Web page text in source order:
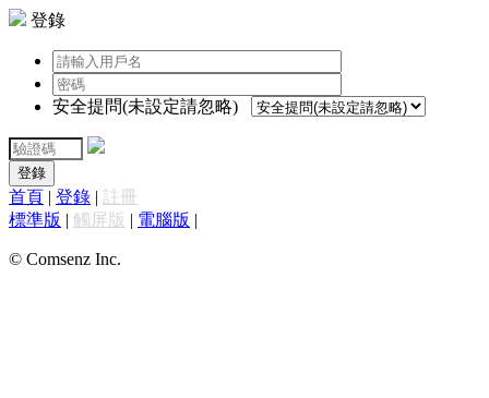
登錄
安全提問(未設定請忽略)
登錄
首頁 | 登錄 | 註冊
標準版 | 觸屏版 | 電腦版 |
© Comsenz Inc.